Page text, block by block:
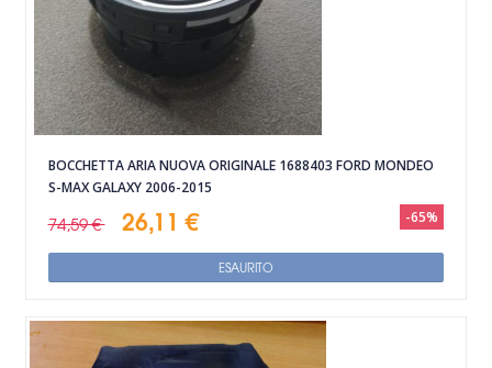
BOCCHETTA ARIA NUOVA ORIGINALE 1688403 FORD MONDEO
S-MAX GALAXY 2006-2015
74,59 € 26,11 € -65%
ESAURITO